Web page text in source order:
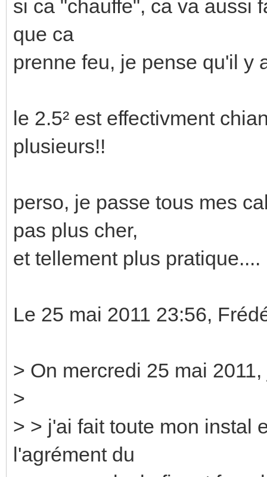
si ca "chauffe", ca va aussi
que ca
prenne feu, je pense qu'il y
le 2.5² est effectivment
plusieurs!!
perso, je passe tous mes
pas plus cher,
et tellement plus pratique....
Le 25 mai 2011 23:56,
> On mercredi 25 mai
>
> > j'ai fait toute mon instal
l'agrément du